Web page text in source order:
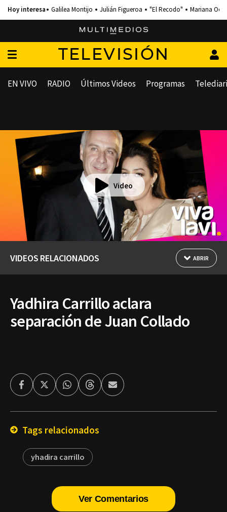
Galilea Montijo Julián Figueroa "El Recodo" Mariana
TELEVISIÓN
EN VIVO RADIO Últimos Videos Programas
Video
VIDEOS RELACIONADOS ABRIR
Yadhira Carrillo aclara
separación de Juan Collado
FacebookTwitterWhatsappThreadsEnviar
por
Tags relacionados
yhadira carrillo
Ver Comentarios